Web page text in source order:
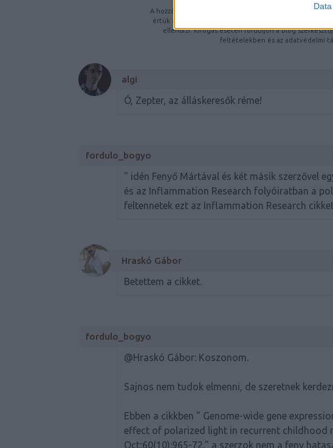
A hozzászólások a
értelmében
értük a
ellenőrzi. Kifogás esetén forduljon a blog
feltételekben és az adatvédelmi
algi
Ó, Zepter, az álláskeresők réme!
fordulo_bogyo
" idén Fenyő Mártával és két másik szerzővel
és az Inflammation Research folyóiratban a
feltennetek ezt az Inflammation Research
Hraskó Gábor
Betettem a cikket.
fordulo_bogyo
@Hraskó Gábor: Koszonom.
Sajnos nem tudok elmenni, de szeretnek
Ebben a cikkben " Genome-wide gene
effect of polarized light in recurrent childhood
Oct;60(10):965-72." a szerzok nem a feny